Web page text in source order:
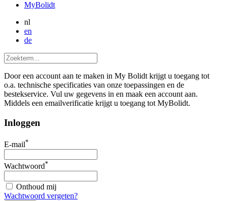
MyBolidt
nl
en
de
Door een account aan te maken in My Bolidt krijgt u toegang tot
o.a. technische specificaties van onze toepassingen en de
bestekservice. Vul uw gegevens in en maak een account aan.
Middels een emailverificatie krijgt u toegang tot MyBolidt.
Inloggen
E-mail*
Wachtwoord*
Onthoud mij
Wachtwoord vergeten?